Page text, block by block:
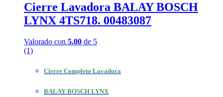
Cierre Lavadora BALAY BOSCH
LYNX 4TS718. 00483087
Valorado con 5.00 de 5
(1)
Cierre Completo Lavadora
BALAY BOSCH LYNX